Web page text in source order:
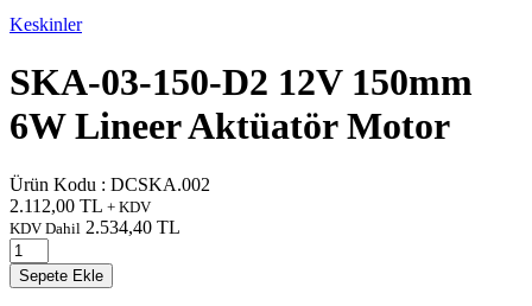
Keskinler
SKA-03-150-D2 12V 150mm
6W Lineer Aktüatör Motor
Ürün Kodu : DCSKA.002
2.112,00 TL + KDV
KDV Dahil 2.534,40 TL
Sepete Ekle